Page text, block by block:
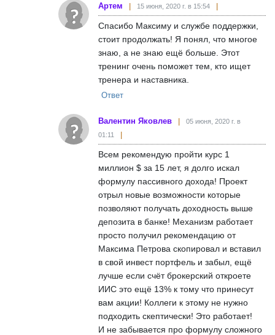
Артем 15 июня, 2020 г. в 15:54
Спасибо Максиму и службе поддержки,
стоит продолжать! Я понял, что многое
знаю, а не знаю ещё больше. Этот
тренинг очень поможет тем, кто ищет
тренера и наставника.
Ответ
Валентин Яковлев
05 июня, 2020 г. в
01:11
Всем рекомендую пройти курс 1
миллион $ за 15 лет, я долго искал
формулу пассивного дохода! Проект
отрыл новые возможности которые
позволяют получать доходность выше
депозита в банке! Механизм работает
просто получил рекомендацию от
Максима Петрова скопировал и вставил
в свой инвест портфель и забыл, ещё
лучше если счёт брокерский откроете
ИИС это ещё 13% к тому что принесут
вам акции! Коллеги к этому не нужно
подходить скептически! Это работает!
И не забывается про формулу сложного